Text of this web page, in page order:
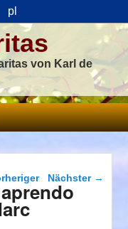
pl
von Karl de
Nächster →